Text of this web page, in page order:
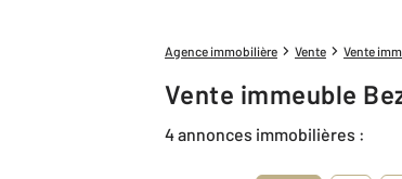
Agence immobilière Vente Vente
Vente immeuble
4 annonces immobilières :